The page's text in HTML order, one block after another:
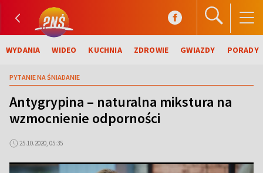
WYDANIA WIDEO KUCHNIA ZDROWIE GWIAZDY PORADY
PYTANIE NA ŚNIADANIE
Antygrypina – naturalna mikstura na
wzmocnienie odporności
25.10.2020, 05:35